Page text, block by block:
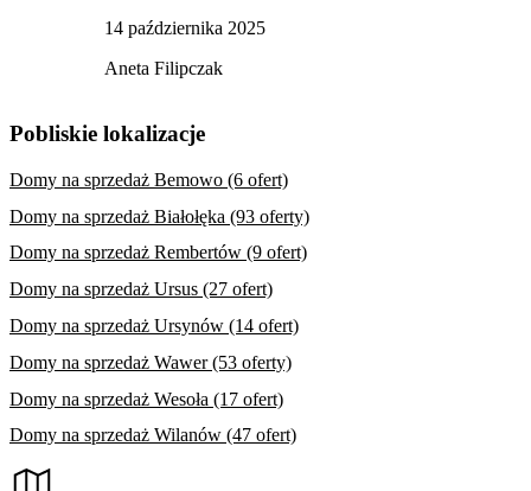
14 października 2025
Aneta Filipczak
Pobliskie lokalizacje
Domy na sprzedaż Bemowo (6 ofert)
Domy na sprzedaż Białołęka (93 oferty)
Domy na sprzedaż Rembertów (9 ofert)
Domy na sprzedaż Ursus (27 ofert)
Domy na sprzedaż Ursynów (14 ofert)
Domy na sprzedaż Wawer (53 oferty)
Domy na sprzedaż Wesoła (17 ofert)
Domy na sprzedaż Wilanów (47 ofert)